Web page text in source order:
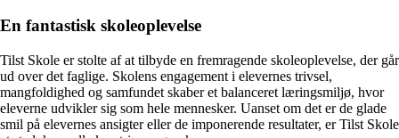
En fantastisk skoleoplevelse
Tilst Skole er stolte af at tilbyde en fremragende skoleoplevelse, der går
ud over det faglige. Skolens engagement i elevernes trivsel,
mangfoldighed og samfundet skaber et balanceret læringsmiljø, hvor
eleverne udvikler sig som hele mennesker. Uanset om det er de glade
smil på elevernes ansigter eller de imponerende resultater, er Tilst Skole